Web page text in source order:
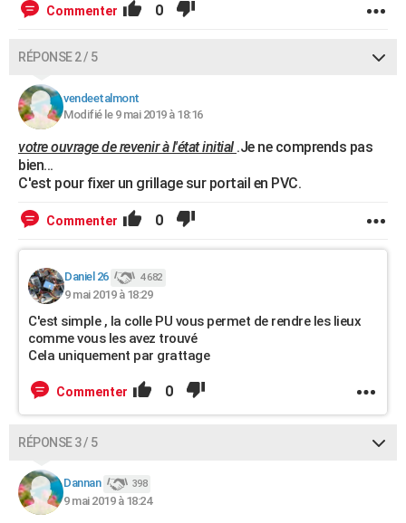
Commenter 0
RÉPONSE 2 / 5
vendeetalmont
Modifié le 9 mai 2019 à 18:16
votre ouvrage de revenir à l'état initial .Je ne comprends pas
bien...
C'est pour fixer un grillage sur portail en PVC.
Commenter 0
Daniel 26 4 682
9 mai 2019 à 18:29
C'est simple , la colle PU vous permet de rendre les lieux
comme vous les avez trouvé
Cela uniquement par grattage
Commenter 0
RÉPONSE 3 / 5
Dannan 398
9 mai 2019 à 18:24